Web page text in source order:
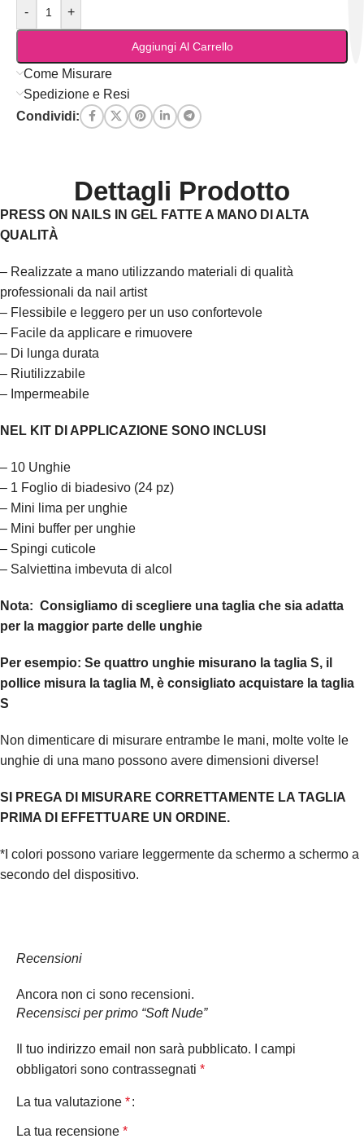
- +
Aggiungi Al Carrello
Come Misurare
Spedizione e Resi
Condividi:
Dettagli Prodotto
PRESS ON NAILS IN GEL FATTE A MANO DI ALTA
QUALITÀ
– Realizzate a mano utilizzando materiali di qualità
professionali da nail artist
– Flessibile e leggero per un uso confortevole
– Facile da applicare e rimuovere
– Di lunga durata
– Riutilizzabile
– Impermeabile
NEL KIT DI APPLICAZIONE SONO INCLUSI
– 10 Unghie
– 1 Foglio di biadesivo (24 pz)
– Mini lima per unghie
– Mini buffer per unghie
– Spingi cuticole
– Salviettina imbevuta di alcol
Nota: Consigliamo di scegliere una taglia che sia adatta
per la maggior parte delle unghie
Per esempio: Se quattro unghie misurano la taglia S, il
pollice misura la taglia M, è consigliato acquistare la taglia
S
Non dimenticare di misurare entrambe le mani, molte volte le
unghie di una mano possono avere dimensioni diverse!
SI PREGA DI MISURARE CORRETTAMENTE LA TAGLIA
PRIMA DI EFFETTUARE UN ORDINE.
*I colori possono variare leggermente da schermo a schermo a
secondo del dispositivo.
Recensioni
Ancora non ci sono recensioni.
Recensisci per primo “Soft Nude”
Il tuo indirizzo email non sarà pubblicato.
I campi
obbligatori sono contrassegnati *
La tua valutazione *
La tua recensione *